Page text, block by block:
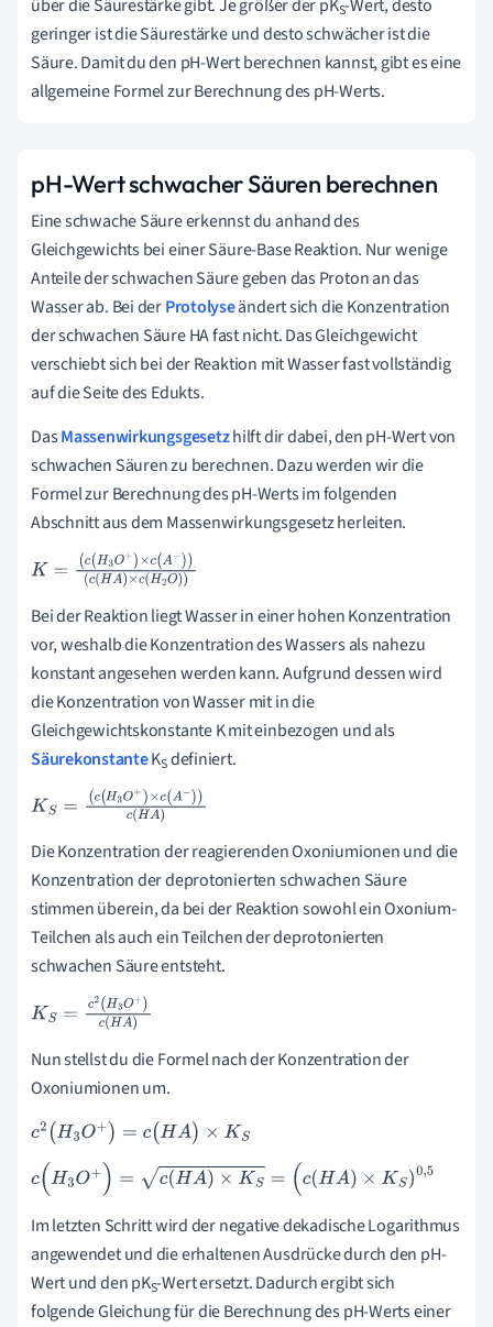
über die Säurestärke gibt. Je größer der pKS-Wert, desto
geringer ist die Säurestärke und desto schwächer ist die
Säure. Damit du den pH-Wert berechnen kannst, gibt es eine
allgemeine Formel zur Berechnung des pH-Werts.
pH-Wert schwacher Säuren berechnen
Eine schwache Säure erkennst du anhand des
Gleichgewichts bei einer Säure-Base Reaktion. Nur wenige
Anteile der schwachen Säure geben das Proton an das
Wasser ab. Bei derProtolyseändert sich die Konzentration
der schwachen Säure HA fast nicht. Das Gleichgewicht
verschiebt sich bei der Reaktion mit Wasser fast vollständig
auf die Seite des Edukts.
DasMassenwirkungsgesetzhilft dir dabei, den pH-Wert von
schwachen Säuren zu berechnen. Dazu werden wir die
Formel zur Berechnung des pH-Werts im folgenden
Abschnitt aus dem Massenwirkungsgesetz herleiten.
K= (c(H3O+)×c(A-))
Bei der Reaktion liegt Wasser in einer hohen Konzentration
vor, weshalb die Konzentration des Wassers als nahezu
konstant angesehen werden kann. Aufgrund dessen wird
die Konzentration von Wasser mit in die
Gleichgewichtskonstante K mit einbezogen und als
SäurekonstanteKSdefiniert.
KS= (c(H3O+)×c(A-))c(HA)
Die Konzentration der reagierenden Oxoniumionen und die
Konzentration der deprotonierten schwachen Säure
stimmen überein, da bei der Reaktion sowohl ein Oxonium-
Teilchen als auch ein Teilchen der deprotonierten
schwachen Säure entsteht.
KS= c2( H3O+)c(H
Nun stellst du die Formel nach der Konzentration der
Oxoniumionen um.
c2(H3O+)=c( HA )×KS
c(H3O+)=c (HA) ×KS=(c(HA) ×K S)0,5
Im letzten Schritt wird der negative dekadische Logarithmus
angewendet und die erhaltenen Ausdrücke durch den pH-
Wert und den pKS-Wert ersetzt. Dadurch ergibt sich
folgende Gleichung für die Berechnung des pH-Werts einer